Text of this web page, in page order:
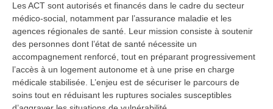
Les ACT sont autorisés et financés dans le cadre du secteur
médico-social, notamment par l’assurance maladie et les
agences régionales de santé. Leur mission consiste à soutenir
des personnes dont l’état de santé nécessite un
accompagnement renforcé, tout en préparant progressivement
l’accès à un logement autonome et à une prise en charge
médicale stabilisée. L’enjeu est de sécuriser le parcours de
soins tout en réduisant les ruptures sociales susceptibles